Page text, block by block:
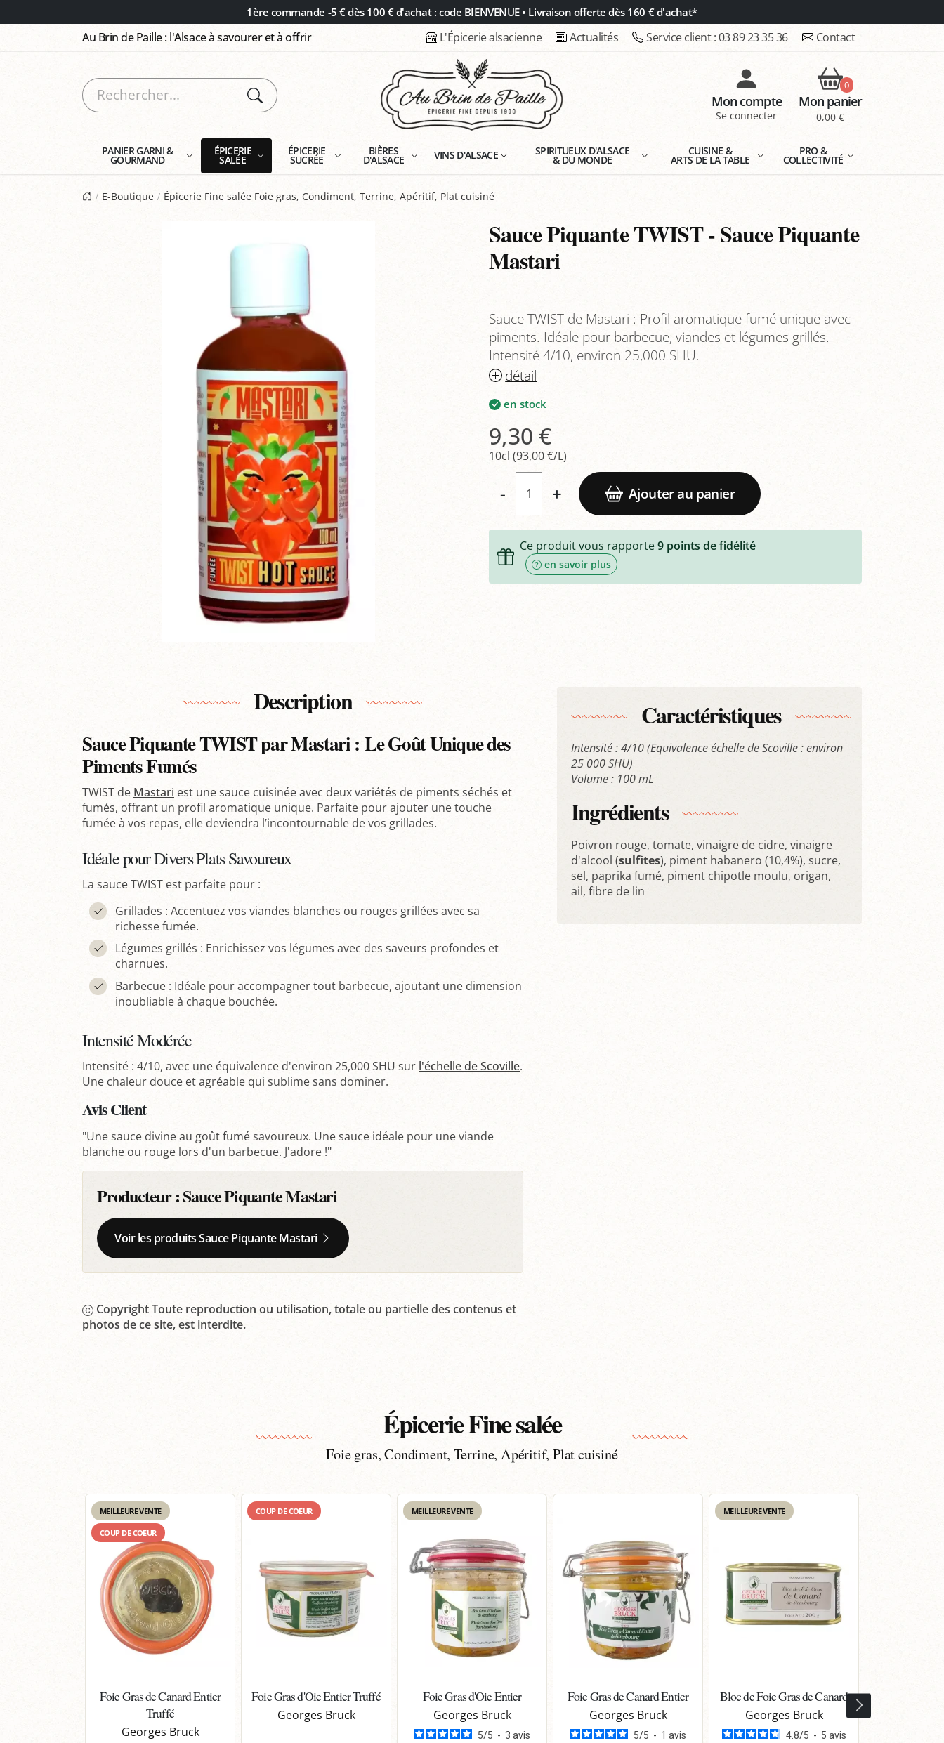
1ère commande -5 € dès 100 € d'achat : code BIENVENUE • Livraison offerte dès 160 € d'achat*
Au Brin de Paille : l'Alsace à savourer et à offrir L'Épicerie alsacienne Actualités Service client :03 89 23 35 36 Contact
Mon compte
Se connecter
0
Mon panier
0,00 €
PANIER GARNI &
GOURMAND
ÉPICERIE
SALÉE
ÉPICERIE
SUCRÉE
BIÈRES
D'ALSACE VINS D'ALSACE SPIRITUEUX D'ALSACE
& DU MONDE
CUISINE &
ARTS DE LA TABLE
PRO &
COLLECTIVITÉ
E-Boutique Épicerie Fine salée Foie gras, Condiment, Terrine, Apéritif, Plat cuisiné
Sauce Piquante TWIST - Sauce Piquante
Mastari
Sauce TWIST de Mastari : Profil aromatique fumé unique avec
piments. Idéale pour barbecue, viandes et légumes grillés.
Intensité 4/10, environ 25,000 SHU.
détail
en stock
9,30 €
10cl (93,00 €/L)
- + Ajouter au panier
Ce produit vous rapporte9points de fidélité
en savoir plus
Description
Sauce Piquante TWIST par Mastari : Le Goût Unique des
Piments Fumés
TWIST de Mastari est une sauce cuisinée avec deux variétés de piments séchés et
fumés, offrant un profil aromatique unique. Parfaite pour ajouter une touche
fumée à vos repas, elle deviendra l’incontournable de vos grillades.
Idéale pour Divers Plats Savoureux
La sauce TWIST est parfaite pour :
Grillades : Accentuez vos viandes blanches ou rouges grillées avec sa
richesse fumée.
Légumes grillés : Enrichissez vos légumes avec des saveurs profondes et
charnues.
Barbecue : Idéale pour accompagner tout barbecue, ajoutant une dimension
inoubliable à chaque bouchée.
Intensité Modérée
Intensité : 4/10, avec une équivalence d'environ 25,000 SHU sur l'échelle de Scoville.
Une chaleur douce et agréable qui sublime sans dominer.
Avis Client
"Une sauce divine au goût fumé savoureux. Une sauce idéale pour une viande
blanche ou rouge lors d'un barbecue. J'adore !"
Producteur :Sauce Piquante Mastari
Voir les produits Sauce Piquante Mastari
Copyright Toute reproduction ou utilisation, totale ou partielle des contenus et
photos de ce site, est interdite.
Caractéristiques
Intensité : 4/10 (Equivalence échelle de Scoville : environ
25 000 SHU)
Volume : 100 mL
Ingrédients
Poivron rouge, tomate, vinaigre de cidre, vinaigre
d'alcool (sulfites), piment habanero (10,4%), sucre,
sel, paprika fumé, piment chipotle moulu, origan,
ail, fibre de lin
Épicerie Fine salée
Foie gras, Condiment, Terrine, Apéritif, Plat cuisiné
MEILLEURE VENTE
COUP DE COEUR
Foie Gras de Canard Entier
Truffé
Georges Bruck
COUP DE COEUR
Foie Gras d'Oie Entier Truffé
Georges Bruck
MEILLEURE VENTE
Foie Gras d'Oie Entier
Georges Bruck
5/5 - 3 avis
Foie Gras de Canard Entier
Georges Bruck
5/5 - 1 avis
MEILLEURE VENTE
Bloc de Foie Gras de Canard
Georges Bruck
4.8/5 - 5 avis